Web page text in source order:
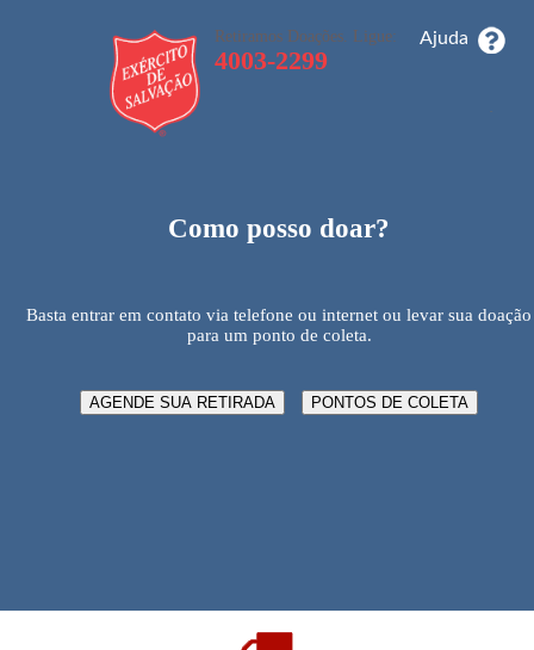
Ajuda
Retiramos Doações. Ligue:
4003-2299
Como posso doar?
Basta entrar em contato via telefone ou internet ou levar sua doação
para um ponto de coleta.
AGENDE SUA RETIRADA PONTOS DE COLETA